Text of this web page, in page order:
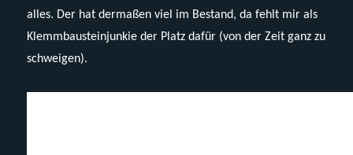
alles. Der hat dermaßen viel im Bestand, da fehlt mir als
Klemmbausteinjunkie der Platz dafür (von der Zeit ganz zu
schweigen).